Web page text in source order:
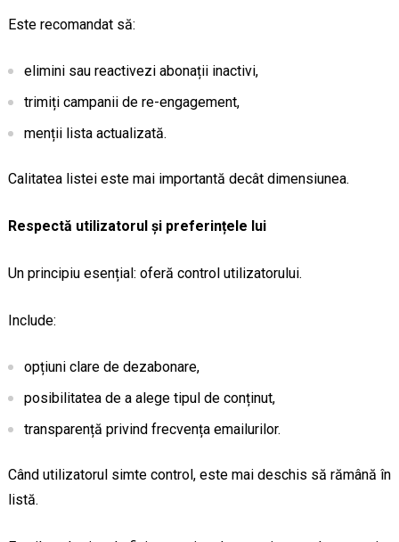
Este recomandat să:
elimini sau reactivezi abonații inactivi,
trimiți campanii de re-engagement,
menții lista actualizată.
Calitatea listei este mai importantă decât dimensiunea.
Respectă utilizatorul și preferințele lui
Un principiu esențial: oferă control utilizatorului.
Include:
opțiuni clare de dezabonare,
posibilitatea de a alege tipul de conținut,
transparență privind frecvența emailurilor.
Când utilizatorul simte control, este mai deschis să rămână în
listă.